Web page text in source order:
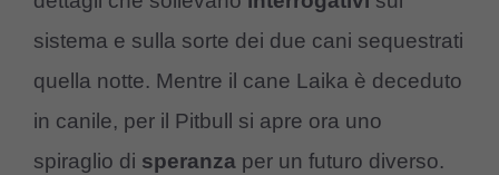
sistema e sulla sorte dei due cani sequestrati
quella notte. Mentre il cane Laika è deceduto
in canile, per il Pitbull si apre ora uno
spiraglio di speranza per un futuro diverso.